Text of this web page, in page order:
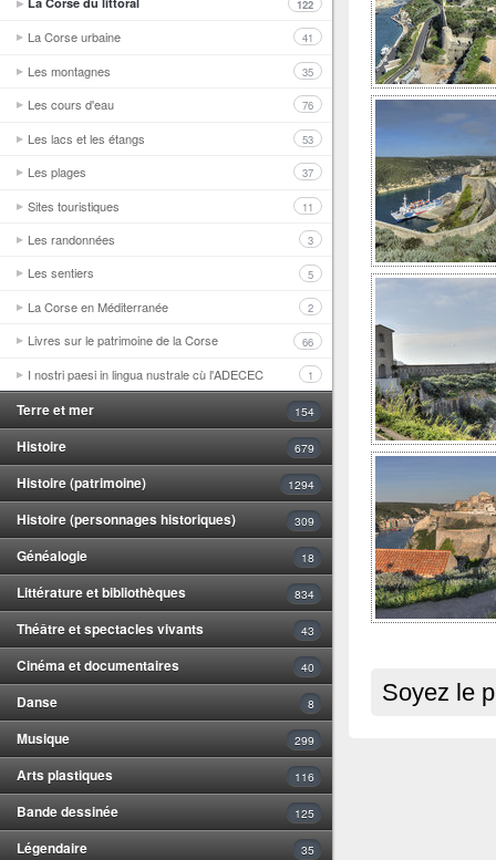
122
La Corse urbaine 41
Les montagnes 35
Les cours d'eau 76
Les lacs et les étangs 53
Les plages 37
Sites touristiques 11
Les randonnées 3
Les sentiers 5
La Corse en Méditerranée 2
Livres sur le patrimoine de la Corse 66
I nostri paesi in lingua nustrale cù l'ADECEC 1
Terre et mer 154
Histoire 679
Histoire (patrimoine) 1294
Histoire (personnages historiques) 309
Généalogie 18
Littérature et bibliothèques 834
Théâtre et spectacles vivants 43
Cinéma et documentaires 40
Danse 8
Musique 299
Arts plastiques 116
Bande dessinée 125
Légendaire 35
Soyez le